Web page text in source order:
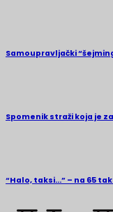
Samoupravljački
Spomenik straži koja je
“Halo, taksi…” – na 65